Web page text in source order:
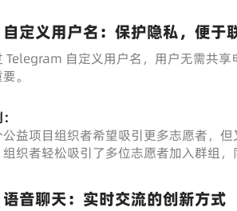
定义用户名：保护隐私，便于
Telegram 自定义用户名，用户无需共
。
益项目组织者希望吸引更多志愿者，
织者轻松吸引了多位志愿者加入群组，
音聊天：实时交流的创新方式